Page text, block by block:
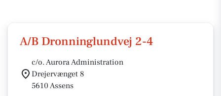
A/B Dronninglundvej 2-4
c/o. Aurora Administration
Drejervænget 8
5610 Assens